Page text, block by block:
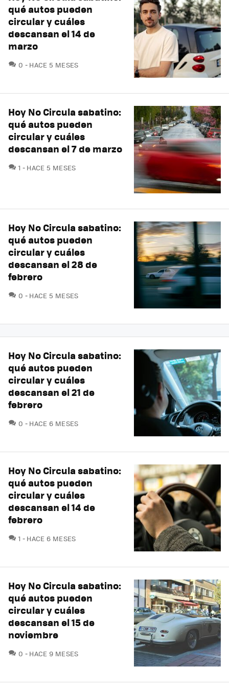
qué autos pueden
circular y cuáles
descansan el 14 de
marzo
0 COMENTARIOS
HACE 5 MESES
Hoy No Circula sabatino:
qué autos pueden
circular y cuáles
descansan el 7 de marzo
1 COMENTARIOS
HACE 5 MESES
Hoy No Circula sabatino:
qué autos pueden
circular y cuáles
descansan el 28 de
febrero
0 COMENTARIOS
HACE 5 MESES
Hoy No Circula sabatino:
qué autos pueden
circular y cuáles
descansan el 21 de
febrero
0 COMENTARIOS
HACE 6 MESES
Hoy No Circula sabatino:
qué autos pueden
circular y cuáles
descansan el 14 de
febrero
1 COMENTARIOS
HACE 6 MESES
Hoy No Circula sabatino:
qué autos pueden
circular y cuáles
descansan el 15 de
noviembre
0 COMENTARIOS
HACE 9 MESES